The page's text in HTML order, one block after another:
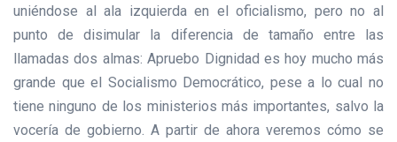
uniéndose al ala izquierda en el oficialismo, pero no al
punto de disimular la diferencia de tamaño entre las
llamadas dos almas: Apruebo Dignidad es hoy mucho más
grande que el Socialismo Democrático, pese a lo cual no
tiene ninguno de los ministerios más importantes, salvo la
vocería de gobierno. A partir de ahora veremos cómo se